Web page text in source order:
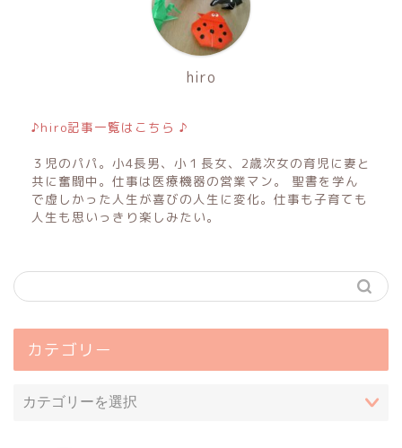
hiro
♪hiro記事一覧はこちら ♪
３児のパパ。小4長男、小１長女、2歳次女の育児に妻と
共に奮闘中。仕事は医療機器の営業マン。 聖書を学ん
で虚しかった人生が喜びの人生に変化。仕事も子育ても
人生も思いっきり楽しみたい。
カテゴリー